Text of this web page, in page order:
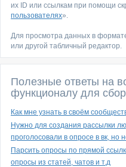
их ID или ссылкам при помощи
пользователях».
Для просмотра данных в
или другой табличный редактор.
Полезные ответы на
функционалу для
Как мне узнать в своём
Нужно для создания рассылки
проголосовали в опросе в вк, но
Парсить опросы по прямой
опросы из статей, чатов и т.д